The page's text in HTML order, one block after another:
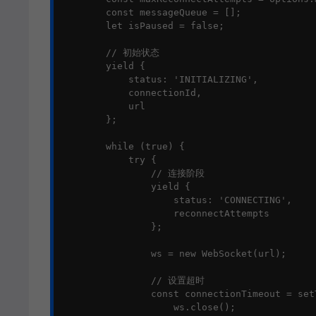
        const messageQueue = [];
        let isPaused = false;
        // 初始状态
        yield {
            status: 'INITIALIZING',
            connectionId,
            url
        };
        while (true) {
            try {
                // 连接阶段
                yield {
                    status: 'CONNECTING',
                    reconnectAttempts
                };
                ws = new WebSocket(url);
                // 设置超时
const connectionTimeout =
                    ws.close();